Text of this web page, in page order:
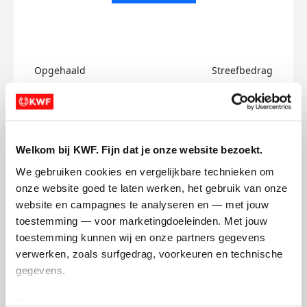
Welkom bij KWF. Fijn dat je onze website bezoekt.
We gebruiken cookies en vergelijkbare technieken om
onze website goed te laten werken, het gebruik van onze
website en campagnes te analyseren en — met jouw
toestemming — voor marketingdoeleinden. Met jouw
toestemming kunnen wij en onze partners gegevens
verwerken, zoals surfgedrag, voorkeuren en technische
gegevens.
Opgehaald Streefbedrag
Izzy's badges